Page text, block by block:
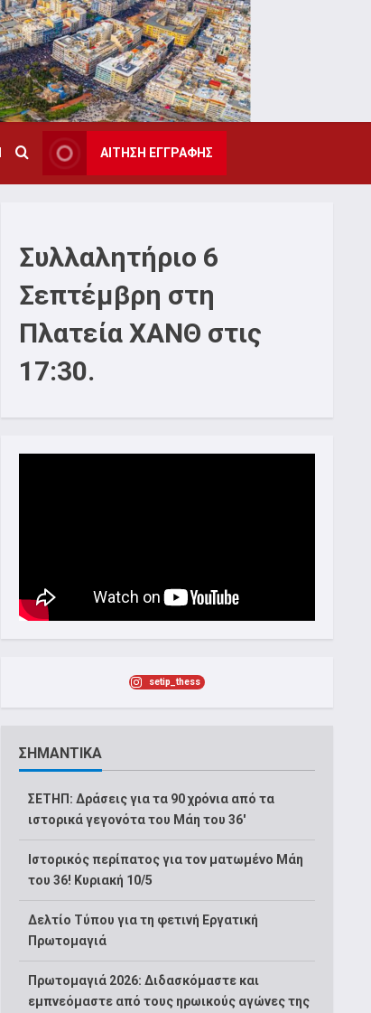
ΑΙΤΗΣΗ ΕΓΓΡΑΦΗΣ
Συλλαλητήριο 6
Σεπτέμβρη στη
Πλατεία ΧΑΝΘ στις
17:30.
setip_thess
ΣΗΜΑΝΤΙΚΑ
ΣΕΤΗΠ: Δράσεις για τα 90 χρόνια από τα
ιστορικά γεγονότα του Μάη του 36′
Ιστορικός περίπατος για τον ματωμένο Μάη
του 36! Κυριακή 10/5
Δελτίο Τύπου για τη φετινή Εργατική
Πρωτομαγιά
Πρωτομαγιά 2026: Διδασκόμαστε και
εμπνεόμαστε από τους ηρωικούς αγώνες της